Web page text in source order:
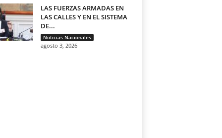
LAS FUERZAS ARMADAS EN
LAS CALLES Y EN EL SISTEMA
DE...
Noticias Nacionales
agosto 3, 2026